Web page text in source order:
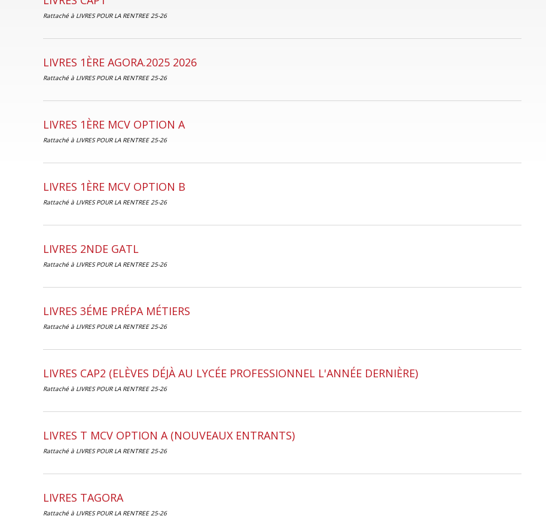
Rattaché à LIVRES POUR LA RENTREE 25-26
LIVRES 1ÈRE AGORA.2025 2026
Rattaché à LIVRES POUR LA RENTREE 25-26
LIVRES 1ÈRE MCV OPTION A
Rattaché à LIVRES POUR LA RENTREE 25-26
LIVRES 1ÈRE MCV OPTION B
Rattaché à LIVRES POUR LA RENTREE 25-26
LIVRES 2NDE GATL
Rattaché à LIVRES POUR LA RENTREE 25-26
LIVRES 3ÉME PRÉPA MÉTIERS
Rattaché à LIVRES POUR LA RENTREE 25-26
LIVRES CAP2 (ELÈVES DÉJÀ AU LYCÉE PROFESSIONNEL L'ANNÉE DERNIÈRE)
Rattaché à LIVRES POUR LA RENTREE 25-26
LIVRES T MCV OPTION A (NOUVEAUX ENTRANTS)
Rattaché à LIVRES POUR LA RENTREE 25-26
LIVRES TAGORA
Rattaché à LIVRES POUR LA RENTREE 25-26